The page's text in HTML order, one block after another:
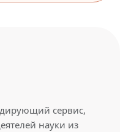
сервис,
науки из